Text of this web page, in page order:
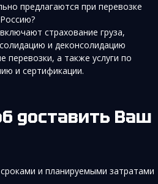
предлагаются при перевозке
страхование груза,
и деконсолидацию
перевозки, а также услуги по
и сертификации.
и планируемыми затратами